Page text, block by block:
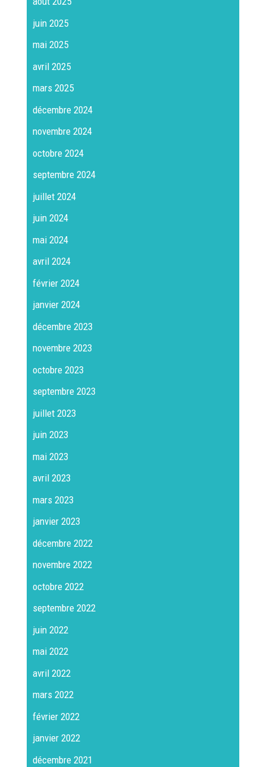
juin 2025
mai 2025
avril 2025
mars 2025
décembre 2024
novembre 2024
octobre 2024
septembre 2024
juillet 2024
juin 2024
mai 2024
avril 2024
février 2024
janvier 2024
décembre 2023
novembre 2023
octobre 2023
septembre 2023
juillet 2023
juin 2023
mai 2023
avril 2023
mars 2023
janvier 2023
décembre 2022
novembre 2022
octobre 2022
septembre 2022
juin 2022
mai 2022
avril 2022
mars 2022
février 2022
janvier 2022
décembre 2021